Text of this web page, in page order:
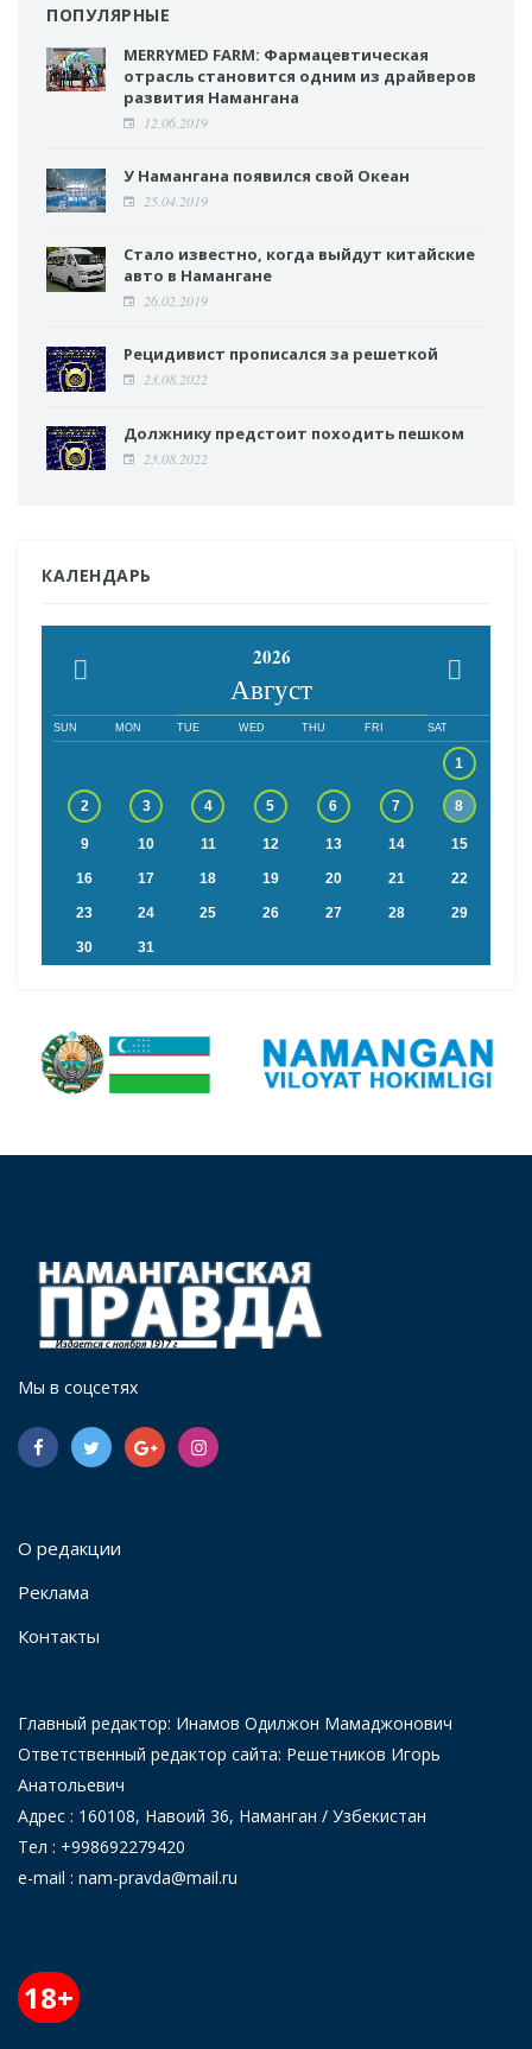
ПОПУЛЯРНЫЕ
MERRYMED FARM: Фармацевтическая
отрасль становится одним из драйверов
развития Намангана
12.06.2019
У Намангана появился свой Океан
25.04.2019
Стало известно, когда выйдут китайские
авто в Намангане
26.02.2019
Рецидивист прописался за решеткой
23.08.2022
Должнику предстоит походить пешком
23.08.2022
КАЛЕНДАРЬ
2026
Август
SUN MON TUE WED THU FRI SAT
1
2 3 4 5 6 7 8
9 10 11 12 13 14 15
16 17 18 19 20 21 22
23 24 25 26 27 28 29
30 31
Мы в соцсетях
О редакции
Реклама
Контакты
Главный редактор: Инамов Одилжон Мамаджонович
Ответственный редактор сайта: Решетников Игорь
Анатольевич
Адрес : 160108, Навоий 36, Наманган / Узбекистан
Тел : +998692279420
e-mail : nam-pravda@mail.ru
18+